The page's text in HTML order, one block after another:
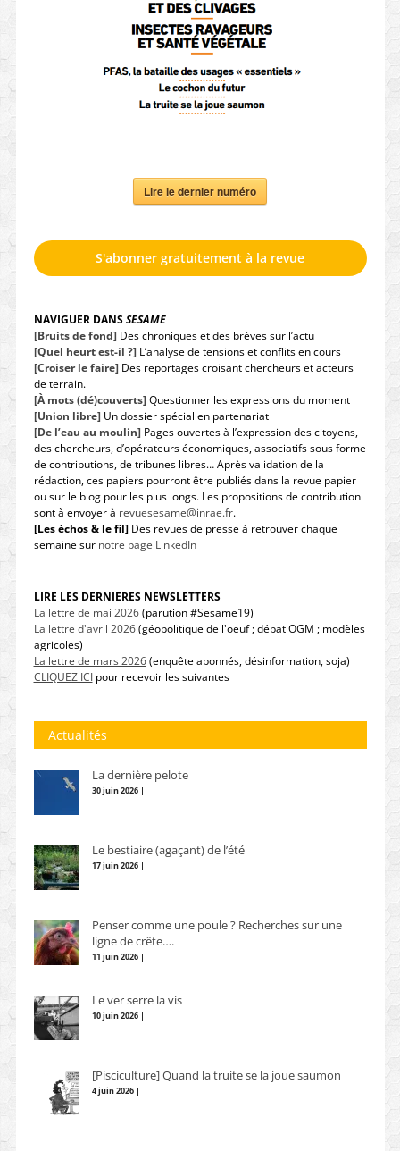
Lire le dernier numéro
S'abonner gratuitement à la revue
NAVIGUER DANSSESAME
[Bruits de fond]Des chroniques et des brèves sur l’actu
[Quel heurt est-il ?]L’analyse de tensions et conflits en cours
[Croiser le faire]Des reportages croisant chercheurs et acteurs
de terrain.
[À mots (dé)couverts]Questionner les expressions du moment
[Union libre]Un dossier spécial en partenariat
[De l’eau au moulin]Pages ouvertes à l’expression des citoyens,
des chercheurs, d’opérateurs économiques, associatifs sous forme
de contributions, de tribunes libres… Après validation de la
rédaction, ces papiers pourront être publiés dans la revue papier
ou sur le blog pour les plus longs. Les propositions de contribution
sont à envoyer à revuesesame@inrae.fr.
[Les échos & le fil]Des revues de presse à retrouver chaque
semaine sur notre page LinkedIn
LIRE LES DERNIERES NEWSLETTERS
La lettre de mai 2026(parution #Sesame19)
La lettre d'avril 2026(géopolitique de l'oeuf ; débat OGM ; modèles
agricoles)
La lettre de mars 2026(enquête abonnés, désinformation, soja)
CLIQUEZ ICIpour recevoir les suivantes
Actualités
La dernière pelote
30 juin 2026 |
Le bestiaire (agaçant) de l’été
17 juin 2026 |
Penser comme une poule ? Recherches sur une
ligne de crête….
11 juin 2026 |
Le ver serre la vis
10 juin 2026 |
[Pisciculture] Quand la truite se la joue saumon
4 juin 2026 |